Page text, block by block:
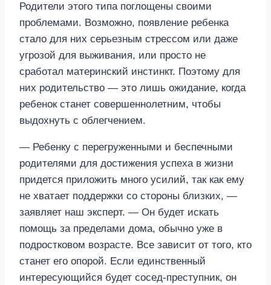
Родители этого типа поглощены своими
проблемами. Возможно, появление ребенка
стало для них серьезным стрессом или даже
угрозой для выживания, или просто не
сработал материнский инстинкт. Поэтому для
них родительство — это лишь ожидание, когда
ребенок станет совершеннолетним, чтобы
выдохнуть с облегчением.
— Ребенку с перегруженными и беспечными
родителями для достижения успеха в жизни
придется приложить много усилий, так как ему
не хватает поддержки со стороны близких, —
заявляет наш эксперт. — Он будет искать
помощь за пределами дома, обычно уже в
подростковом возрасте. Все зависит от того, кто
станет его опорой. Если единственный
интересующийся будет сосед-преступник, он